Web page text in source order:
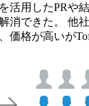
活用したPRや
消できた。 他
価格が高いが